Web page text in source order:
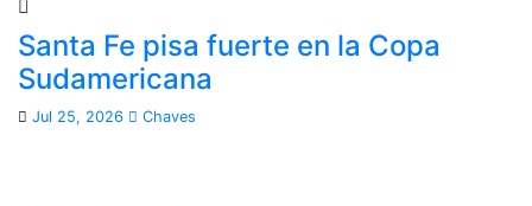
Santa Fe pisa fuerte en la Copa
Sudamericana
Jul 25, 2026 Chaves